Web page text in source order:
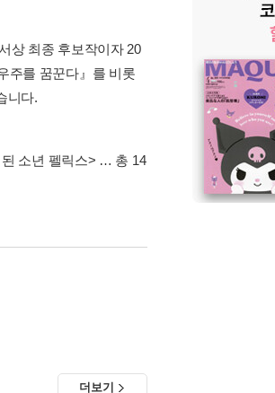
상 최종 후보작이자 20
주를 꿈꾼다』를 비롯
니다.
소년 펠릭스> … 총 14
더보기